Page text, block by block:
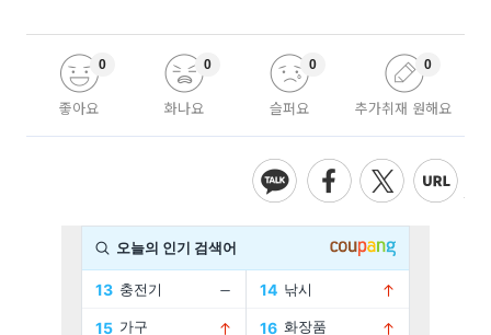
좋아요
0
화나요
0
슬퍼요
0
추가취재 원해요
0